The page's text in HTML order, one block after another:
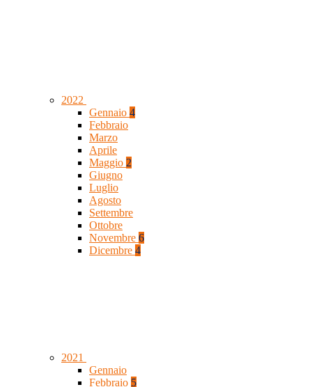
2022
Gennaio 4
Febbraio
Marzo
Aprile
Maggio 2
Giugno
Luglio
Agosto
Settembre
Ottobre
Novembre 6
Dicembre 4
2021
Gennaio
Febbraio 5